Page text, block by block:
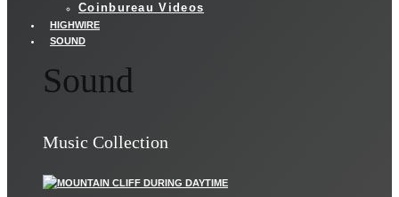
Coinbureau Videos
HIGHWIRE
SOUND
Sound
Music Collection